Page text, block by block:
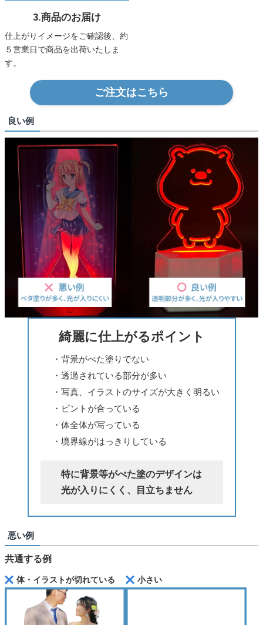
3.商品のお届け
仕上がりイメージをご確認後、約
５営業日で商品を出荷いたしま
す。
ご注文はこちら
良い例
綺麗に仕上がるポイント
・背景がべた塗りでない
・透過されている部分が多い
・写真、イラストのサイズが大きく明るい
・ピントが合っている
・体全体が写っている
・境界線がはっきりしている
特に背景等がべた塗のデザインは
光が入りにくく、目立ちません
悪い例
共通する例
体・イラストが切れている 小さい